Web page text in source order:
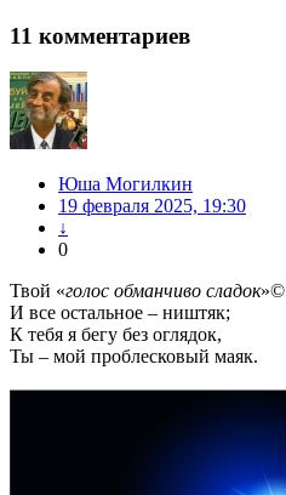
11 комментариев
Юша Могилкин
19 февраля 2025, 19:30
↓
0
Твой «голос обманчиво сладок»©
И все остальное – ништяк;
К тебя я бегу без оглядок,
Ты – мой проблесковый маяк.